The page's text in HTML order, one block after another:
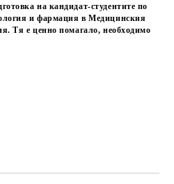
на кандидат-студентите по
и фармация в Медицинския
Тя е ценно помагало, необходимо